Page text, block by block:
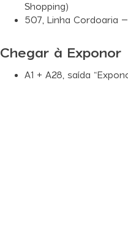
Shopping)
507, Linha Cordoaria
Chegar à Exponor
A1 + A28, saída